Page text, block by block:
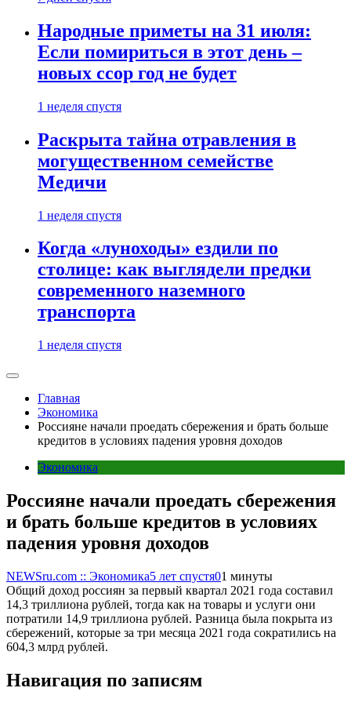
Народные приметы на 31 июля:
Если помириться в этот день –
новых ссор год не будет
1 неделя спустя
Раскрыта тайна отравления в
могущественном семействе
Медичи
1 неделя спустя
Когда «луноходы» ездили по
столице: как выглядели предки
современного наземного
транспорта
1 неделя спустя
Главная
Экономика
Россияне начали проедать сбережения и брать больше
кредитов в условиях падения уровня доходов
Экономика
Россияне начали проедать сбережения
и брать больше кредитов в условиях
падения уровня доходов
NEWSru.com :: Экономика5 лет спустя01 минуты
Общий доход россиян за первый квартал 2021 года составил
14,3 триллиона рублей, тогда как на товары и услуги они
потратили 14,9 триллиона рублей. Разница была покрыта из
сбережений, которые за три месяца 2021 года сократились на
604,3 млрд рублей.
Навигация по записям